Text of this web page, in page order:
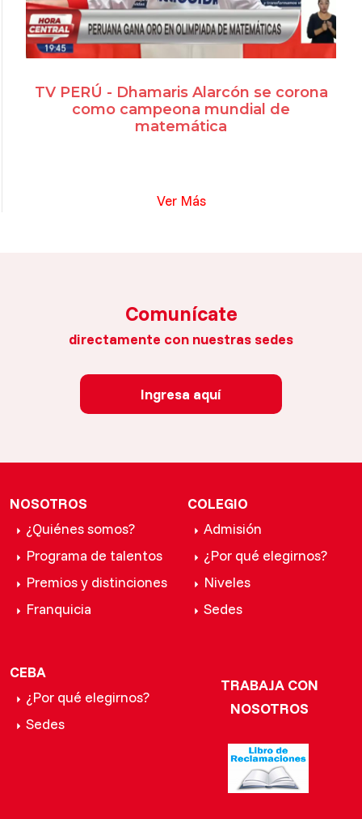
TV PERÚ - Dhamaris Alarcón se corona
como campeona mundial de
matemática
Ver Más
Comunícate
directamente con nuestras sedes
Ingresa aquí
NOSOTROS
¿Quiénes somos?
Programa de talentos
Premios y distinciones
Franquicia
COLEGIO
Admisión
¿Por qué elegirnos?
Niveles
Sedes
CEBA
¿Por qué elegirnos?
Sedes
TRABAJA CON
NOSOTROS